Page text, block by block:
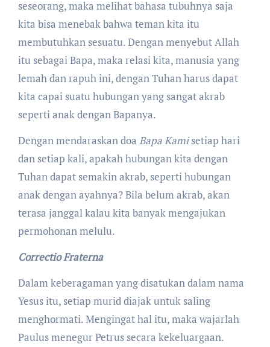
seseorang, maka melihat bahasa tubuhnya saja
kita bisa menebak bahwa teman kita itu
membutuhkan sesuatu. Dengan menyebut Allah
itu sebagai Bapa, maka relasi kita, manusia yang
lemah dan rapuh ini, dengan Tuhan harus dapat
kita capai suatu hubungan yang sangat akrab
seperti anak dengan Bapanya.
Dengan mendaraskan doa Bapa Kamisetiap hari
dan setiap kali, apakah hubungan kita dengan
Tuhan dapat semakin akrab, seperti hubungan
anak dengan ayahnya? Bila belum akrab, akan
terasa janggal kalau kita banyak mengajukan
permohonan melulu.
Correctio Fraterna
Dalam keberagaman yang disatukan dalam nama
Yesus itu, setiap murid diajak untuk saling
menghormati. Mengingat hal itu, maka wajarlah
Paulus menegur Petrus secara kekeluargaan.